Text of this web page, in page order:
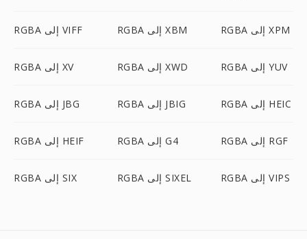
RGBA إلى VIFF RGBA إلى XBM RGBA إلى XPM
RGBA إلى XV RGBA إلى XWD RGBA إلى YUV
RGBA إلى JBG RGBA إلى JBIG RGBA إلى HEIC
RGBA إلى HEIF RGBA إلى G4 RGBA إلى RGF
RGBA إلى SIX RGBA إلى SIXEL RGBA إلى VIPS